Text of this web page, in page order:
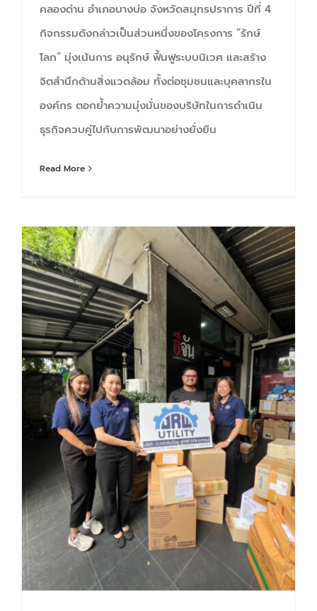
คลองด่าน อำเภอบางบ่อ จังหวัดสมุทรปราการ ปีที่ 4
กิจกรรมดังกล่าวเป็นส่วนหนึ่งของโครงการ “รักษ์
โลก” มุ่งเน้นการ อนุรักษ์ ฟื้นฟูระบบนิเวศ และสร้าง
จิตสำนึกด้านสิ่งแวดล้อม ทั้งต่อชุมชนและบุคลากรใน
องค์กร ตอกย้ำความมุ่งมั่นของบริษัทในการดำเนิน
ธุรกิจควบคู่ไปกับการพัฒนาอย่างยั่งยืน
Read More